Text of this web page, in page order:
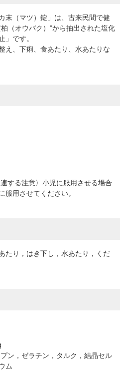
末（マツ）錠」は、古来民間で健
（オウバク）”から抽出された塩化
です。
え、下痢、食あたり、水あたりな
する注意〉小児に服用させる場合
用させてください。
たり，はき下し，水あたり，くだ
ン，ゼラチン，タルク，結晶セル
ム